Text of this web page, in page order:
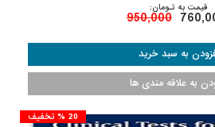
قیمت به تـومان:
950,000
20 % تخفیف